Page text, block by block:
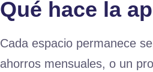
Qué hace la
Cada espacio permanece
ahorros mensuales, o un